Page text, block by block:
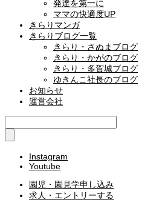
発達を第一に
ママの快適度UP
きらりマンガ
きらりブログ一覧
きらり・さぬまブログ
きらり・かがのブログ
きらり・多賀城ブログ
ゆきんこ社長のブログ
お知らせ
運営会社
Instagram
Youtube
園児・園見学申し込み
求人・エントリーする